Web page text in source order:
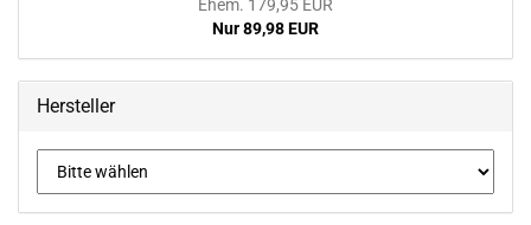
Ehem. 179,95 EUR
Nur 89,98 EUR
Hersteller